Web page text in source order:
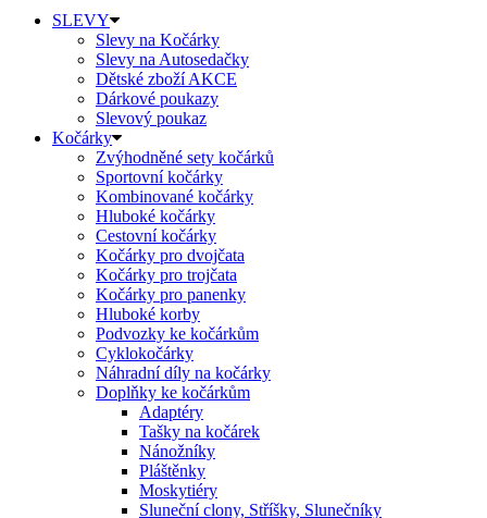
SLEVY
Slevy na Kočárky
Slevy na Autosedačky
Dětské zboží AKCE
Dárkové poukazy
Slevový poukaz
Kočárky
Zvýhodněné sety kočárků
Sportovní kočárky
Kombinované kočárky
Hluboké kočárky
Cestovní kočárky
Kočárky pro dvojčata
Kočárky pro trojčata
Kočárky pro panenky
Hluboké korby
Podvozky ke kočárkům
Cyklokočárky
Náhradní díly na kočárky
Doplňky ke kočárkům
Adaptéry
Tašky na kočárek
Nánožníky
Pláštěnky
Moskytiéry
Sluneční clony, Stříšky, Slunečníky